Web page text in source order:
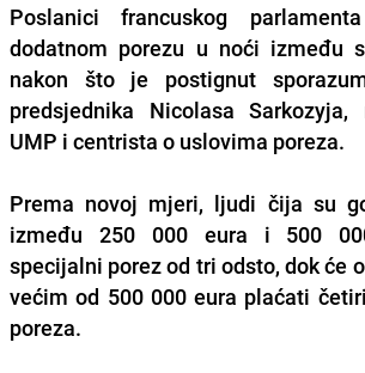
Poslanici francuskog
dodatnom porezu u noći između
nakon što je postignut
predsjednika Nicolasa Sarkozyja,
UMP i centrista o uslovima poreza.
Prema novoj mjeri, ljudi čija su
između 250 000 eura i 500
specijalni porez od tri odsto, dok će
većim od 500 000 eura plaćati
poreza.